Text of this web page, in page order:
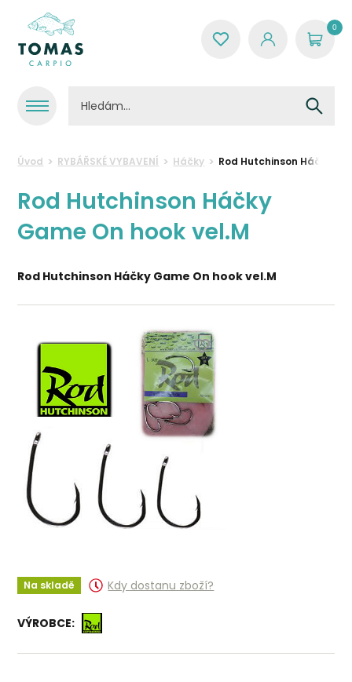
0
Úvod RYBÁŘSKÉ VYBAVENÍ Háčky Rod Hutchinson Háčky
Rod Hutchinson Háčky
Game On hook vel.M
Rod Hutchinson Háčky Game On hook vel.M
Na skladě Kdy dostanu zboží?
VÝROBCE: